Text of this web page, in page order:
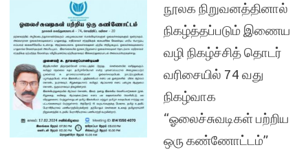
நூலக நிறுவனத்தினால்
நிகழ்த்தப்படும் இணைய
வழி நிகழ்ச்சித் தொடர்
வரிசையில் 74 வது
நிகழ்வாக
“ஓலைச்சுவடிகள் பற்றிய
ஒரு கண்ணோட்டம்”